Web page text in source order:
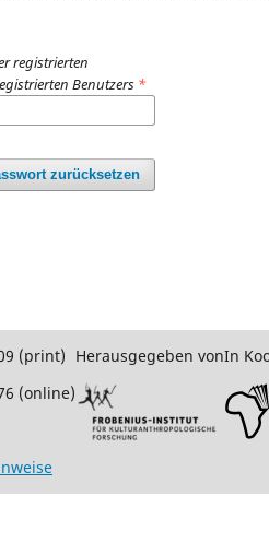
registrierten
Benutzers *
zurücksetzen
(print)
(online)
Herausgegeben vonIn